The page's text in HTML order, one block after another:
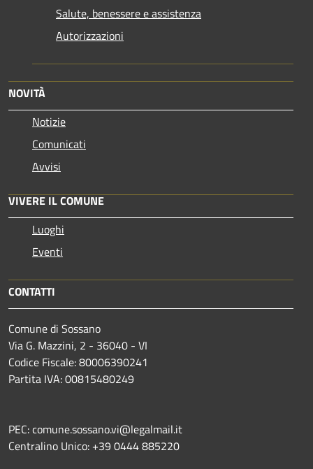
Salute, benessere e assistenza
Autorizzazioni
NOVITÀ
Notizie
Comunicati
Avvisi
VIVERE IL COMUNE
Luoghi
Eventi
CONTATTI
Comune di Sossano
Via G. Mazzini, 2 - 36040 - VI
Codice Fiscale: 80006390241
Partita IVA: 00815480249
PEC: comune.sossano.vi@legalmail.it
Centralino Unico: +39 0444 885220